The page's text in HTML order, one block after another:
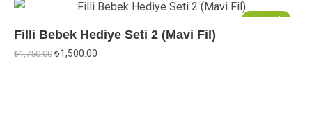
₺1,500.00. fiyat:
İndirim!
Filli Bebek Hediye Seti 2 (Mavi Fil)
₺1,750.00 Orijinal
₺1,500.00